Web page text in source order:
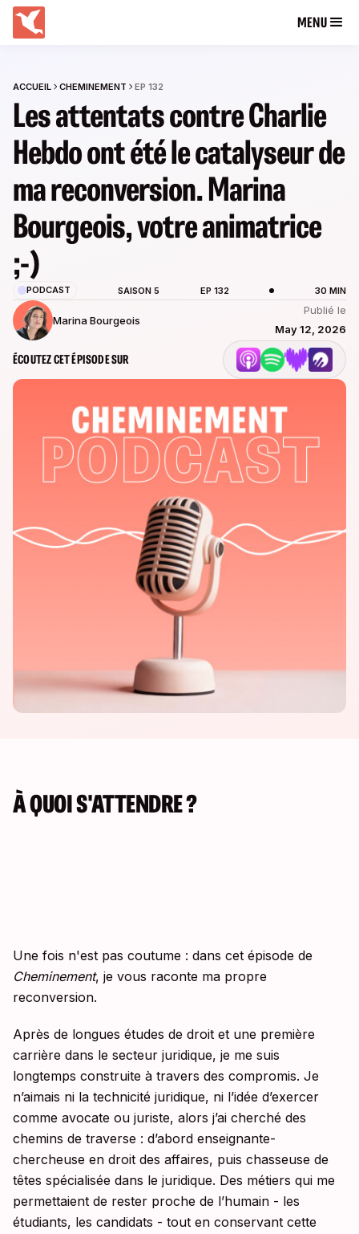
MENU
ACCUEIL CHEMINEMENT EP 132
Les attentats contre Charlie
Hebdo ont été le catalyseur de
ma reconversion. Marina
Bourgeois, votre animatrice
;-)
PODCAST SAISON 5 EP 132 30 MIN
Marina Bourgeois
Publié le
May 12, 2026
ÉCOUTEZ CET ÉPISODE SUR
À QUOI S'ATTENDRE ?
Une fois n'est pas coutume : dans cet épisode de
Cheminement, je vous raconte ma propre
reconversion.
Après de longues études de droit et une première
carrière dans le secteur juridique, je me suis
longtemps construite à travers des compromis. Je
n’aimais ni la technicité juridique, ni l’idée d’exercer
comme avocate ou juriste, alors j’ai cherché des
chemins de traverse : d’abord enseignante-
chercheuse en droit des affaires, puis chasseuse de
têtes spécialisée dans le juridique. Des métiers qui me
permettaient de rester proche de l’humain - les
étudiants, les candidats - tout en conservant cette